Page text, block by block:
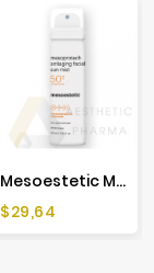
Mesoestetic Mesoprotech Antiaging Facial Sun Mist SPF 50+ - 60ml
Cena
$29,64